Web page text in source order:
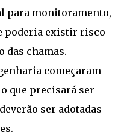
para monitoramento,
poderia existir risco
das chamas.
começaram
que precisará ser
ser adotadas